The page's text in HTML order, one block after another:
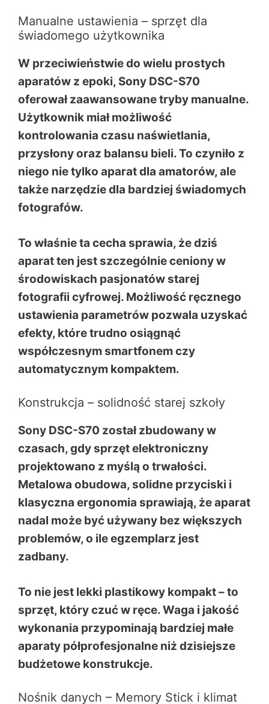
Manualne ustawienia – sprzęt dla
świadomego użytkownika
W przeciwieństwie do wielu prostych
aparatów z epoki, Sony DSC-S70
oferował zaawansowane tryby manualne.
Użytkownik miał możliwość
kontrolowania czasu naświetlania,
przysłony oraz balansu bieli. To czyniło z
niego nie tylko aparat dla amatorów, ale
także narzędzie dla bardziej świadomych
fotografów.
To właśnie ta cecha sprawia, że dziś
aparat ten jest szczególnie ceniony w
środowiskach pasjonatów starej
fotografii cyfrowej. Możliwość ręcznego
ustawienia parametrów pozwala uzyskać
efekty, które trudno osiągnąć
współczesnym smartfonem czy
automatycznym kompaktem.
Konstrukcja – solidność starej szkoły
Sony DSC-S70 został zbudowany w
czasach, gdy sprzęt elektroniczny
projektowano z myślą o trwałości.
Metalowa obudowa, solidne przyciski i
klasyczna ergonomia sprawiają, że aparat
nadal może być używany bez większych
problemów, o ile egzemplarz jest
zadbany.
To nie jest lekki plastikowy kompakt – to
sprzęt, który czuć w ręce. Waga i jakość
wykonania przypominają bardziej małe
aparaty półprofesjonalne niż dzisiejsze
budżetowe konstrukcje.
Nośnik danych – Memory Stick i klimat